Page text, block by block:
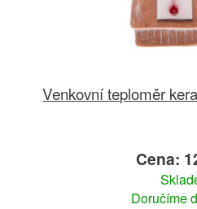
Venkovní teploměr
Cena:
Doručíme